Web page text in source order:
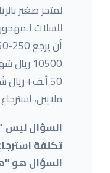
للسلات
10500
50 ألف+
ملايين، استرجاع 100 ألف+ ريال شهرياً.
السؤال
تكلفة
السؤال هو